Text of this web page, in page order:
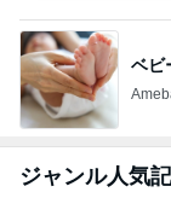
ベビ
ジャンル人気